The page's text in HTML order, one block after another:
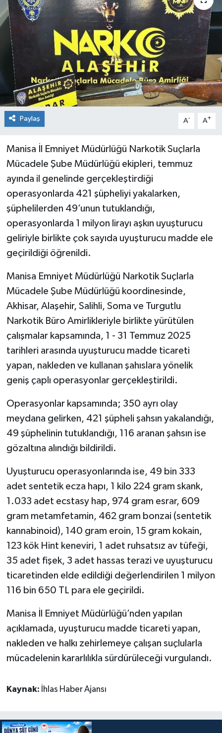
Paylaş A- A+
Manisa İl Emniyet Müdürlüğü Narkotik Suçlarla
Mücadele Şube Müdürlüğü ekipleri, temmuz
ayında il genelinde gerçekleştirdiği
operasyonlarda 421 şüpheliyi yakalarken,
şüphelilerden 49’unun tutuklandığı,
operasyonlarda 1 milyon lirayı aşkın uyuşturucu
geliriyle birlikte çok sayıda uyuşturucu madde ele
geçirildiği öğrenildi.
Manisa Emniyet Müdürlüğü Narkotik Suçlarla
Mücadele Şube Müdürlüğü koordinesinde,
Akhisar, Alaşehir, Salihli, Soma ve Turgutlu
Narkotik Büro Amirlikleriyle birlikte yürütülen
çalışmalar kapsamında, 1 - 31 Temmuz 2025
tarihleri arasında uyuşturucu madde ticareti
yapan, nakleden ve kullanan şahıslara yönelik
geniş çaplı operasyonlar gerçekleştirildi.
Operasyonlar kapsamında; 350 ayrı olay
meydana gelirken, 421 şüpheli şahsın yakalandığı,
49 şüphelinin tutuklandığı, 116 aranan şahsın ise
gözaltına alındığı bildirildi.
Uyuşturucu operasyonlarında ise, 49 bin 333
adet sentetik ecza hapı, 1 kilo 224 gram skank,
1.033 adet ecstasy hap, 974 gram esrar, 609
gram metamfetamin, 462 gram bonzai (sentetik
kannabinoid), 140 gram eroin, 15 gram kokain,
123 kök Hint keneviri, 1 adet ruhsatsız av tüfeği,
35 adet fişek, 3 adet hassas terazi ve uyuşturucu
ticaretinden elde edildiği değerlendirilen 1 milyon
116 bin 650 TL para ele geçirildi.
Manisa İl Emniyet Müdürlüğü’nden yapılan
açıklamada, uyuşturucu madde ticareti yapan,
nakleden ve halkı zehirlemeye çalışan suçlularla
mücadelenin kararlılıkla sürdürüleceği vurgulandı.
Kaynak: İhlas Haber Ajansı